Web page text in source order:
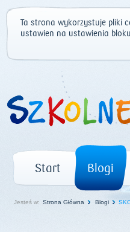
Ta strona wykorzystuje pliki
ustawień na ustawienia
Start Blogi
Jesteś w: Strona Główna Blogi